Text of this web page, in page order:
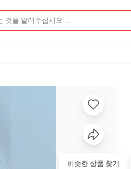
비슷한 상품 찾기